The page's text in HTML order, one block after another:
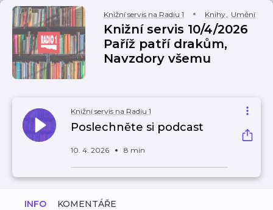
Knižní servis na Radiu 1 Knihy, Umění
Knižní servis 10/4/2026
Paříž patří drakům,
Navzdory všemu
Knižní servis na Radiu 1
Poslechněte si podcast
10. 4. 2026 8 min
INFO KOMENTÁŘE